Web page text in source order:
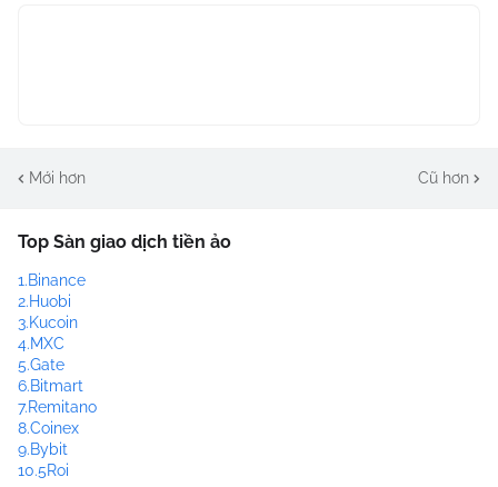
Mới hơn Cũ hơn
Top Sàn giao dịch tiền ảo
1.Binance
2.Huobi
3.Kucoin
4.MXC
5.Gate
6.Bitmart
7.Remitano
8.Coinex
9.Bybit
10.5Roi